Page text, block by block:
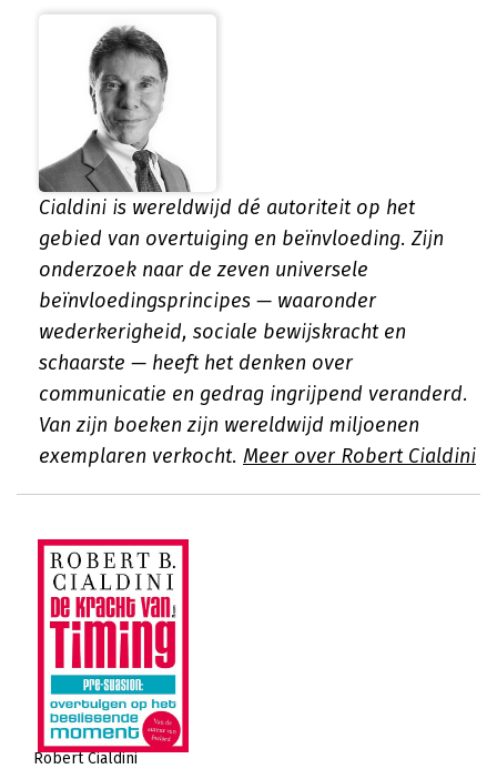
Cialdini is wereldwijd dé autoriteit op het
gebied van overtuiging en beïnvloeding. Zijn
onderzoek naar de zeven universele
beïnvloedingsprincipes — waaronder
wederkerigheid, sociale bewijskracht en
schaarste — heeft het denken over
communicatie en gedrag ingrijpend veranderd.
Van zijn boeken zijn wereldwijd miljoenen
exemplaren verkocht. Meer over Robert Cialdini
Robert Cialdini